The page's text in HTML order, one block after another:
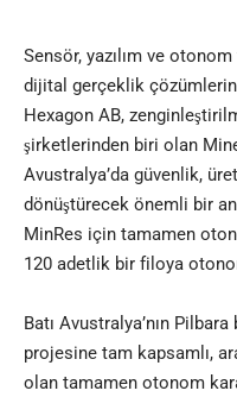
Sensör, yazılım ve
dijital gerçeklik
Hexagon AB,
şirketlerinden biri olan
Avustralya’da güvenlik,
dönüştürecek önemli bir
MinRes için tamamen
120 adetlik bir filoya
Batı Avustralya’nın
projesine tam kapsamlı,
olan tamamen otonom